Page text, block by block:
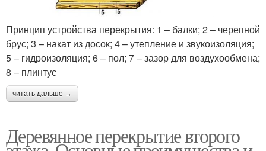
Принцип устройства перекрытия: 1 – балки; 2 – черепной
брус; 3 – накат из досок; 4 – утепление и звукоизоляция;
5 – гидроизоляция; 6 – пол; 7 – зазор для воздухообмена;
8 – плинтус
читать дальше →
Деревянное перекрытие второго